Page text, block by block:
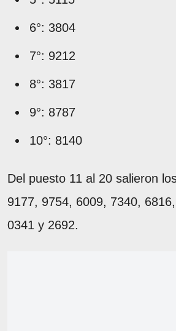
6°: 3804
7°: 9212
8°: 3817
9°: 8787
10°: 8140
Del puesto 11 al 20 salieron
9177, 9754, 6009, 7340,
0341 y 2692.